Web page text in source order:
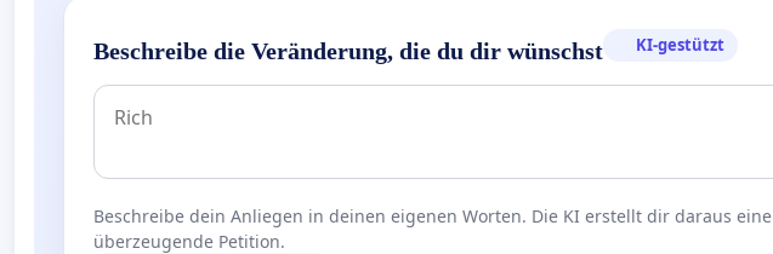
Beschreibe die Veränderung, die du dir wünschst KI-gestützt
Beschreibe dein Anliegen in deinen eigenen Worten. Die KI erstellt dir daraus eine
überzeugende Petition.